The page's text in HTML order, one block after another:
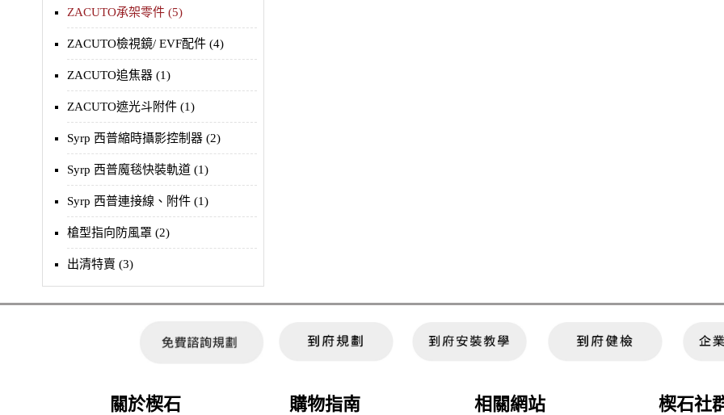
ZACUTO承架零件 (5)
ZACUTO檢視鏡/ EVF配件 (4)
ZACUTO追焦器 (1)
ZACUTO遮光斗附件 (1)
Syrp 西普縮時攝影控制器 (2)
Syrp 西普魔毯快裝軌道 (1)
Syrp 西普連接線、附件 (1)
槍型指向防風罩 (2)
出清特賣 (3)
關於楔石 購物指南 相關網站 楔石社